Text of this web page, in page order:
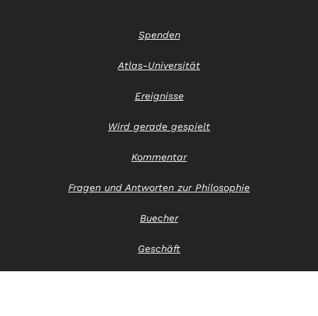
Spenden
Atlas-Universität
Ereignisse
Wird gerade gespielt
Kommentar
Fragen und Antworten zur Philosophie
Buecher
Geschäft